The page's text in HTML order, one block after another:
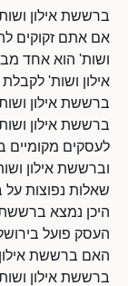
ברששת אילון
אם אתם זקוקים
ושות' הוא אחד
אילון ושות'
ברששת אילון
ברששת אילון
לעסקים מקומיים
וברששת אילון
שאלות נפוצות על
היכן נמצא ברששת
העסק פועל
האם ברששת אילון
ברששת אילון